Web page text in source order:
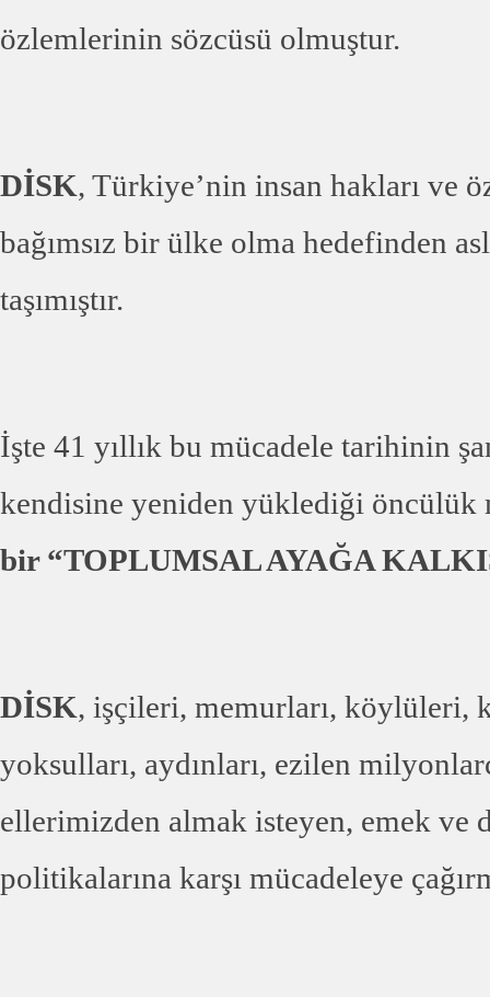
özlemlerinin sözcüsü olmuştur.
DİSK, Türkiye’nin insan hakları ve
bağımsız bir ülke olma hedefinden
taşımıştır.
İşte 41 yıllık bu mücadele tarihinin
kendisine yeniden yüklediği
bir “TOPLUMSAL AYAĞA
DİSK, işçileri, memurları, köylüleri,
yoksulları, aydınları, ezilen
ellerimizden almak isteyen, emek ve
politikalarına karşı mücadeleye